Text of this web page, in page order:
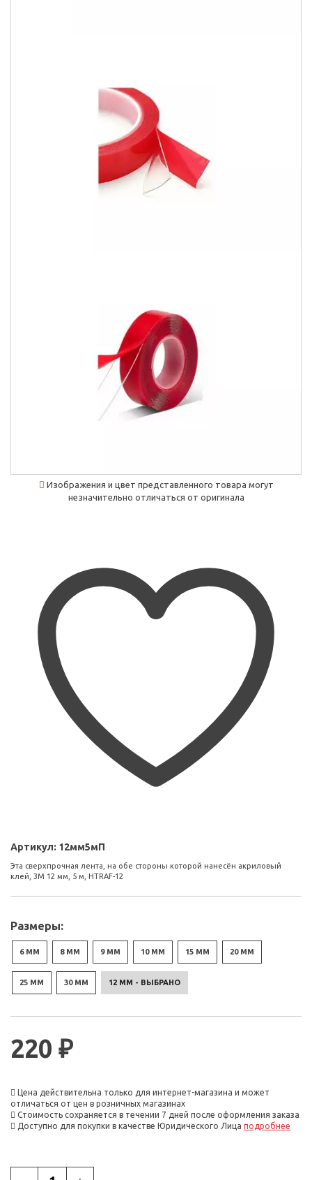
Изображения и цвет представленного товара могут
незначительно отличаться от оригинала
Артикул: 12мм5мП
Эта сверхпрочная лента, на обе стороны которой нанесён акриловый
клей, 3М 12 мм, 5 м, HTRAF-12
Размеры:
6 ММ 8 ММ 9 ММ 10 ММ 15 ММ 20 ММ
25 ММ 30 ММ 12 ММ - ВЫБРАНО
220 ₽
Цена действительна только для интернет-магазина и может
отличаться от цен в розничных магазинах
Стоимость сохраняется в течении 7 дней после оформления заказа
Доступно для покупки в качестве Юридического Лица подробнее